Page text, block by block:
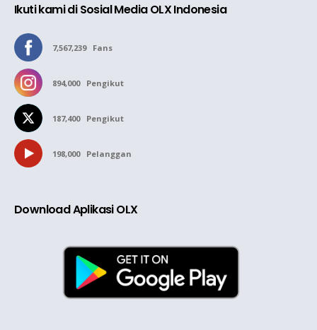
Ikuti kami di Sosial Media OLX Indonesia
7,567,239 Fans
894,000 Pengikut
187,400 Pengikut
198,000 Pelanggan
Download Aplikasi OLX